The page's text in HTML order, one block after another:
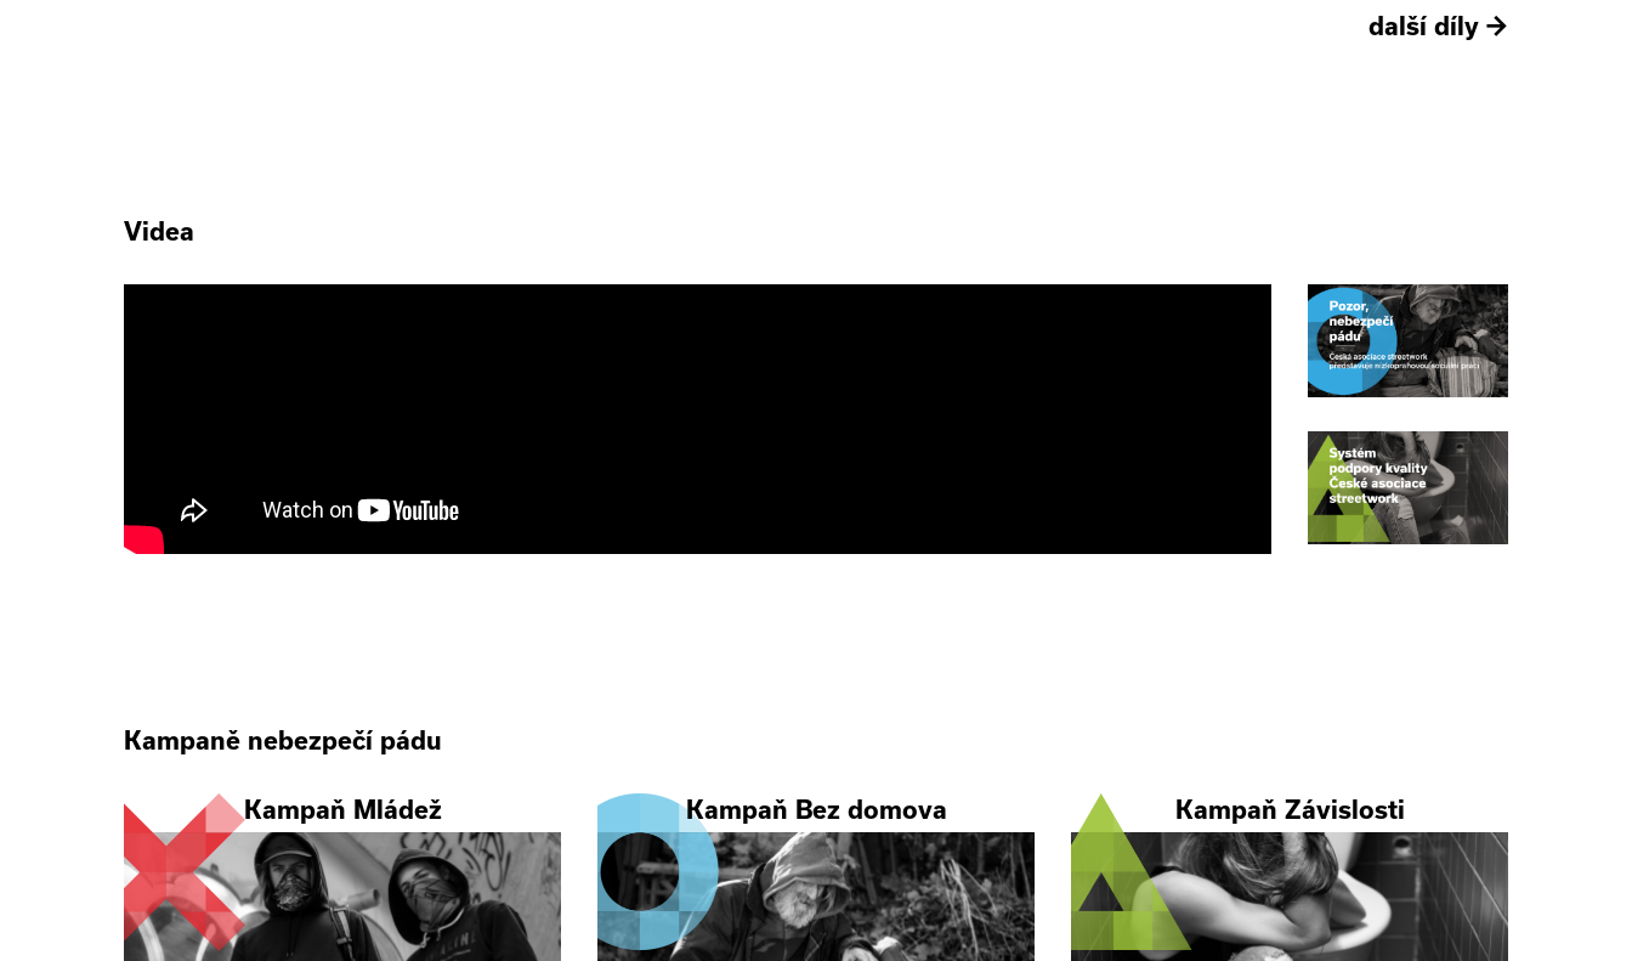
další díly →
Videa
Kampaně nebezpečí pádu
Kampaň Mládež Kampaň Bez domova Kampaň Závislosti